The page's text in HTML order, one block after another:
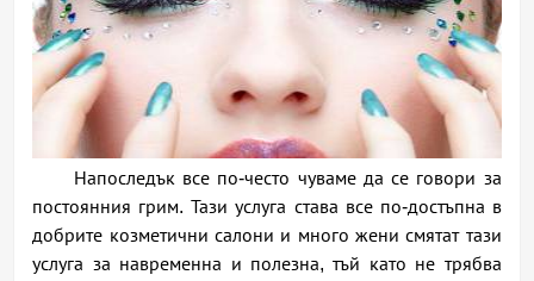
Напоследък все по-често чуваме да се говори за
постоянния грим. Тази услуга става все по-достъпна в
добрите козметични салони и много жени смятат тази
услуга за навременна и полезна, тъй като не трябва